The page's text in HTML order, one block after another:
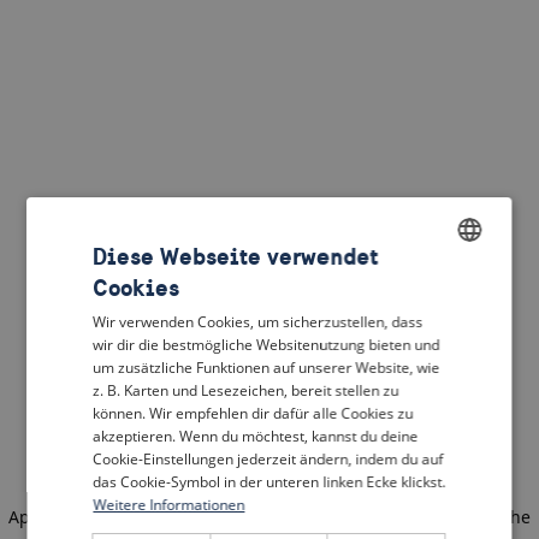
Application error: a client-side exception has occurred
(see the
DUTCH
FRENCH
GERMAN
Diese Webseite verwendet
Cookies
Wir verwenden Cookies, um sicherzustellen, dass
wir dir die bestmögliche Websitenutzung bieten und
um zusätzliche Funktionen auf unserer Website, wie
z. B. Karten und Lesezeichen, bereit stellen zu
können. Wir empfehlen dir dafür alle Cookies zu
akzeptieren. Wenn du möchtest, kannst du deine
Cookie-Einstellungen jederzeit ändern, indem du auf
das Cookie-Symbol in der unteren linken Ecke klickst.
Weitere Informationen